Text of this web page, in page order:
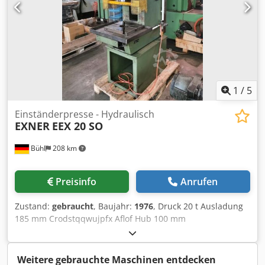
1 / 5
Bühl 208 km
Einständerpresse - Hydraulisch
EXNER EEX 20 SO
Preisinfo Anrufen
Zustand: gebraucht, Baujahr: 1976, Druck 20 t Ausladung
185 mm Crodstqqwujpfx Aflof Hub 100 mm
Tischaufspannfläche 380 x 350 mm Einbauhöhe 250 mm
Tischhöhe über Flur 840 mm Gesamtleistungsbedarf 4 kW
Maschinengewicht ca. 1,3 t
Weitere gebrauchte Maschinen entdecken